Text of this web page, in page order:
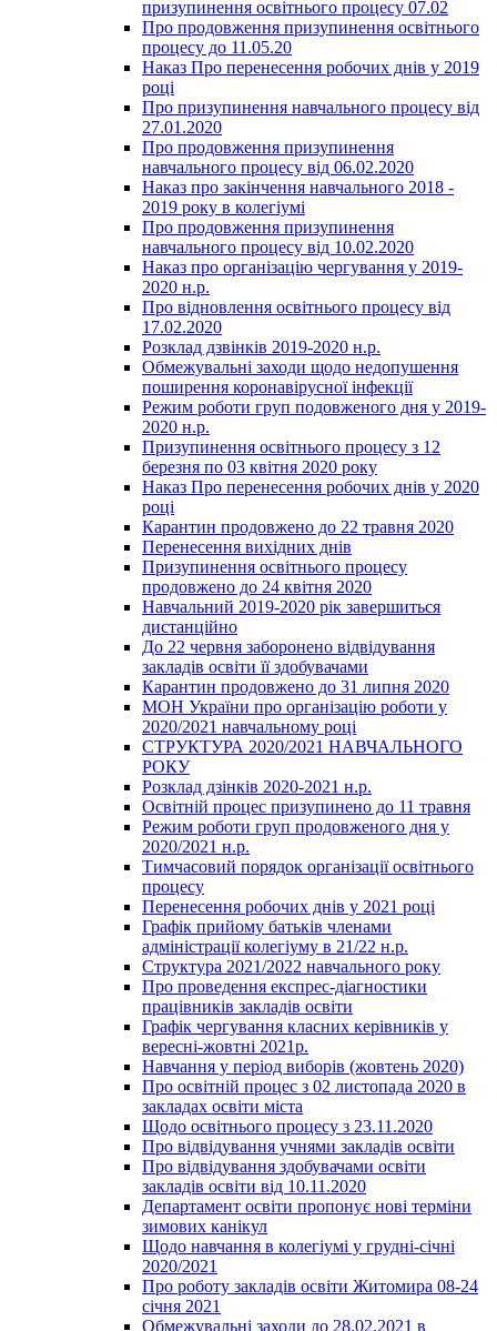
призупинення освітнього процесу 07.02
Про продовження призупинення освітнього
процесу до 11.05.20
Наказ Про перенесення робочих днів у 2019
році
Про призупинення навчального процесу від
27.01.2020
Про продовження призупинення
навчального процесу від 06.02.2020
Наказ про закінчення навчального 2018 -
2019 року в колегіумі
Про продовження призупинення
навчального процесу від 10.02.2020
Наказ про організацію чергування у 2019-
2020 н.р.
Про відновлення освітнього процесу від
17.02.2020
Розклад дзвінків 2019-2020 н.р.
Обмежувальні заходи щодо недопушення
поширення коронавірусної інфекції
Режим роботи груп подовженого дня у 2019-
2020 н.р.
Призупинення освітнього процесу з 12
березня по 03 квітня 2020 року
Наказ Про перенесення робочих днів у 2020
році
Карантин продовжено до 22 травня 2020
Перенесення вихідних днів
Призупинення освітнього процесу
продовжено до 24 квітня 2020
Навчальний 2019-2020 рік завершиться
дистанційно
До 22 червня заборонено відвідування
закладів освіти її здобувачами
Карантин продовжено до 31 липня 2020
МОН України про організацію роботи у
2020/2021 навчальному році
СТРУКТУРА 2020/2021 НАВЧАЛЬНОГО
РОКУ
Розклад дзінків 2020-2021 н.р.
Освітній процес призупинено до 11 травня
Режим роботи груп продовженого дня у
2020/2021 н.р.
Тимчасовий порядок організації освітнього
процесу
Перенесення робочих днів у 2021 році
Графік прийому батьків членами
адміністрації колегіуму в 21/22 н.р.
Структура 2021/2022 навчального року
Про проведення експрес-діагностики
працівників закладів освіти
Графік чергування класних керівників у
вересні-жовтні 2021р.
Навчання у період виборів (жовтень 2020)
Про освітній процес з 02 листопада 2020 в
закладах освіти міста
Щодо освітнього процесу з 23.11.2020
Про відвідування учнями закладів освіти
Про відвідування здобувачами освіти
закладів освіти від 10.11.2020
Департамент освіти пропонує нові терміни
зимових канікул
Щодо навчання в колегіумі у грудні-січні
2020/2021
Про роботу закладів освіти Житомира 08-24
січня 2021
Обмежувальні заходи до 28.02.2021 в